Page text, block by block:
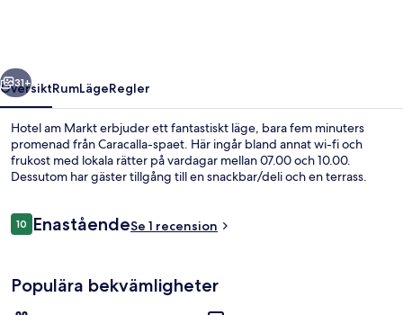
Nästa
31+
ÖversiktRumLägeRegler
Hotel am Markt erbjuder ett fantastiskt läge, bara fem minuters
promenad från Caracalla-spaet. Här ingår bland annat wi-fi och
frukost med lokala rätter på vardagar mellan 07.00 och 10.00.
Dessutom har gäster tillgång till en snackbar/deli och en terrass.
Recensioner
1010 av 10,
EnaståendeSe 1 recension
Populära bekvämligheter